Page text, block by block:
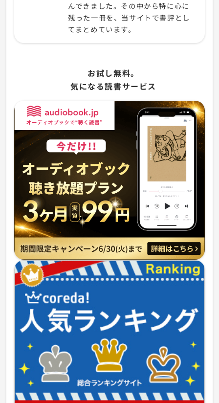
んできました。その中から特に心に
残った一冊を、当サイトで書評とし
てまとめています。
お試し無料。
気になる読書サービス